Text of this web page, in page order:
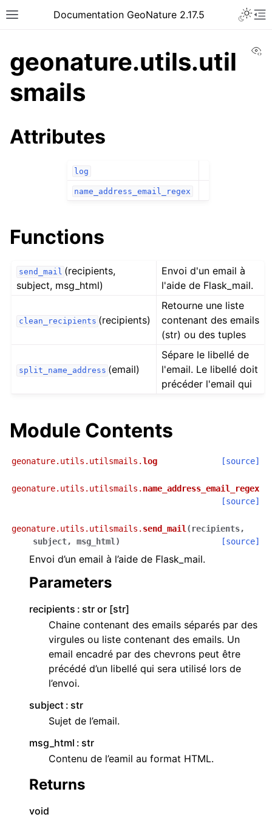
Documentation GeoNature 2.17.5
geonature.utils.util
smails
Attributes
log
name_address_email_regex
Functions
send_mail (recipients,
subject, msg_html)
Envoi d'un email à
l'aide de Flask_mail.
clean_recipients (recipients)
Retourne une liste
contenant des emails
(str) ou des tuples
split_name_address (email)
Sépare le libellé de
l'email. Le libellé doit
précéder l'email qui
Module Contents
geonature.utils.utilsmails.log [source]
geonature.utils.utilsmails. name_address_email_regex
[source]
geonature.utils.utilsmails. send_mail( recipients,
subject, msg_html) [source]
Envoi d’un email à l’aide de Flask_mail.
Parameters
recipients
str or [str]
Chaine contenant des emails séparés par des
virgules ou liste contenant des emails. Un
email encadré par des chevrons peut être
précédé d’un libellé qui sera utilisé lors de
l’envoi.
subject str
Sujet de l’email.
msg_html
str
Contenu de l’eamil au format HTML.
Returns
void